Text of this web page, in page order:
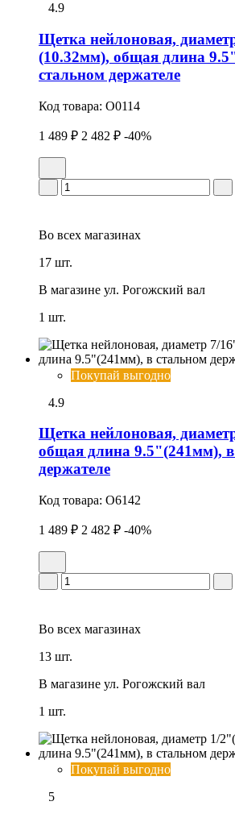
4.9
Щетка нейлоновая,
(10.32мм), общая длина
стальном держателе
Код товара: O0114
1 489 ₽ 2 482 ₽ -40%
Во всех магазинах
17 шт.
В магазине ул. Рогожский вал
1 шт.
Покупай выгодно
4.9
Щетка нейлоновая,
общая длина 9.5"(241мм),
держателе
Код товара: O6142
1 489 ₽ 2 482 ₽ -40%
Во всех магазинах
13 шт.
В магазине ул. Рогожский вал
1 шт.
Покупай выгодно
5